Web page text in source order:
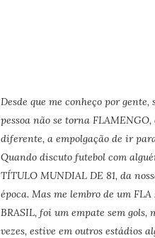
Desde que me conheço por
pessoa não se torna
diferente, a empolgação de ir
Quando discuto futebol com
TÍTULO MUNDIAL DE 81, da
época. Mas me lembro de um
BRASIL, foi um empate sem gols,
vezes, estive em outros estádios